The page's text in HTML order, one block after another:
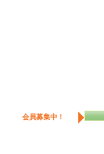
会員募集中！